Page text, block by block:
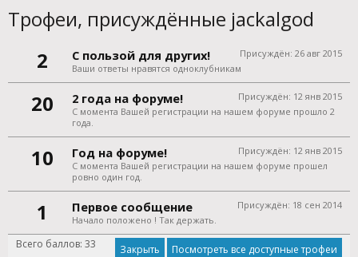
Трофеи, присуждённые jackalgod
2
Присуждён: 26 авг 2015
С пользой для других!
Ваши ответы нравятся одноклубникам
20 Присуждён: 12 янв 2015
2 года на форуме!
С момента Вашей регистрации на нашем форуме прошло 2
года.
10 Присуждён: 12 янв 2015
Год на форуме!
С момента Вашей регистрации на нашем форуме прошел
ровно один год.
1 Присуждён: 18 сен 2014
Первое сообщение
Начало положено ! Так держать.
Всего баллов: 33 Посмотреть все доступные трофеи